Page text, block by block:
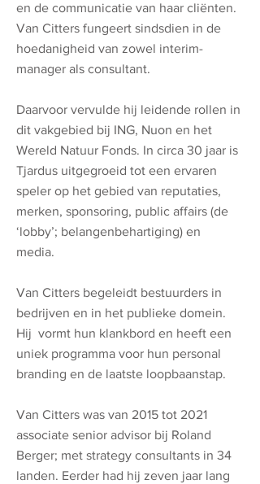
en de communicatie van haar cliënten.
Van Citters fungeert sindsdien in de
hoedanigheid van zowel interim-
manager als consultant.
Daarvoor vervulde hij leidende rollen in
dit vakgebied bij ING, Nuon en het
Wereld Natuur Fonds. In circa 30 jaar is
Tjardus uitgegroeid tot een ervaren
speler op het gebied van reputaties,
merken, sponsoring, public affairs (de
‘lobby’; belangenbehartiging) en
media.
Van Citters begeleidt bestuurders in
bedrijven en in het publieke domein.
Hij vormt hun klankbord en heeft een
uniek programma voor hun personal
branding en de laatste loopbaanstap.
Van Citters was van 2015 tot 2021
associate senior advisor bij Roland
Berger; met strategy consultants in 34
landen. Eerder had hij zeven jaar lang